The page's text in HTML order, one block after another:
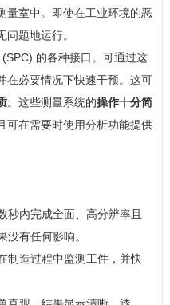
量室中。即使在工业环境的恶
题地运行。
的各种接口。可通过这
在必要情况下快速干预。这可
。这些测量系统的操作十分简
可在需要时使用分析功能提供
秒内完成全面、高分辨率且
有任何影响。
制造过程中监测工件，并快